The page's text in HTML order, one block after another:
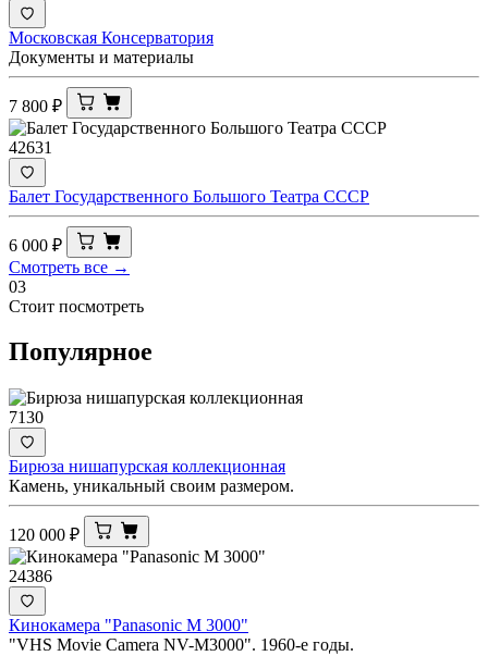
Московская Консерватория
Документы и материалы
7 800 ₽
42631
Балет Государственного Большого Театра СССР
6 000 ₽
Смотреть все →
03
Стоит посмотреть
Популярное
7130
Бирюза нишапурская коллекционная
Камень, уникальный своим размером.
120 000 ₽
24386
Кинокамера "Panasonic M 3000"
"VHS Movie Camera NV-M3000". 1960-е годы.